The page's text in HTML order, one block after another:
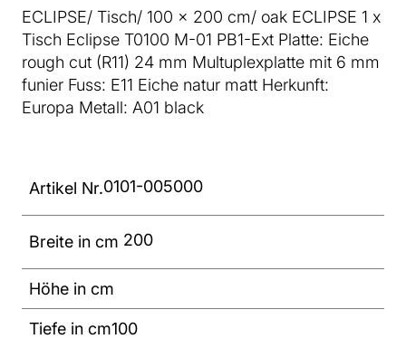
ECLIPSE/ Tisch/ 100 x 200 cm/ oak ECLIPSE 1 x
Tisch Eclipse T0100 M-01 PB1-Ext Platte: Eiche
rough cut (R11) 24 mm Multuplexplatte mit 6 mm
funier Fuss: E11 Eiche natur matt Herkunft:
Europa Metall: A01 black
Artikel Nr.0101-005000
Breite in cm 200
Höhe in cm
Tiefe in cm100